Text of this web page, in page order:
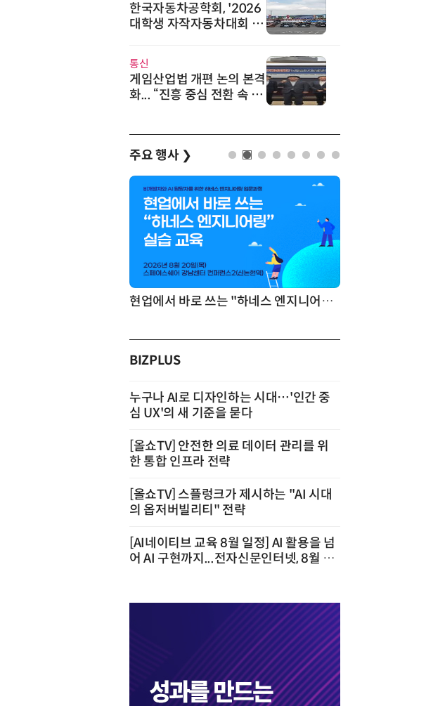
한국자동차공학회, '2026
대학생 자작자동차대회 포
통신
게임산업법 개편 논의 본격
화... “진흥 중심 전환 속 세
주요 행사 ❯
현업에서 바로 쓰는 "하네스 엔지니어링" 실습 교육
BIZPLUS
누구나 AI로 디자인하는 시대…'인간 중
심 UX'의 새 기준을 묻다
[올쇼TV] 안전한 의료 데이터 관리를 위
한 통합 인프라 전략
[올쇼TV] 스플렁크가 제시하는 "AI 시대
의 옵저버빌리티" 전략
[AI네이티브 교육 8월 일정] AI 활용을 넘
어 AI 구현까지...전자신문인터넷, 8월 실